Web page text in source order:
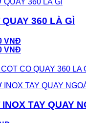
360 LÀ GÌ
VNĐ
VNĐ
CO QUAY 360 LA
TAY QUAY